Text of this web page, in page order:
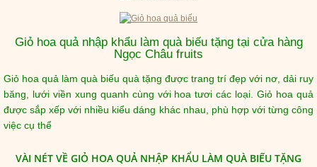
Giỏ hoa quả nhập khẩu làm quà biếu tặng tại cửa hàng
Ngọc Châu fruits
Giỏ hoa quả làm quà biếu quà tặng được trang trí đẹp với nơ, dải ruy
băng, lưới viền xung quanh cùng với hoa tươi các loại. Giỏ hoa quả
được sắp xếp với nhiều kiểu dáng khác nhau, phù hợp với từng công
việc cụ thể
VÀI NÉT VỀ GIỎ HOA QUẢ NHẬP KHẨU LÀM QUÀ BIẾU TẶNG